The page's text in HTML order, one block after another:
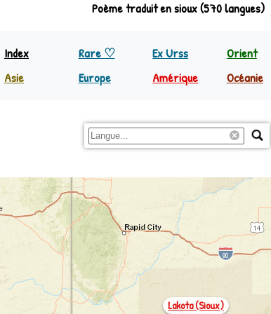
Index Rare ♡ Ex Urss
Orient
Asie
Europe
Amérique
Océanie
Lakota (sioux)
Poème traduit en sioux (570 langues)